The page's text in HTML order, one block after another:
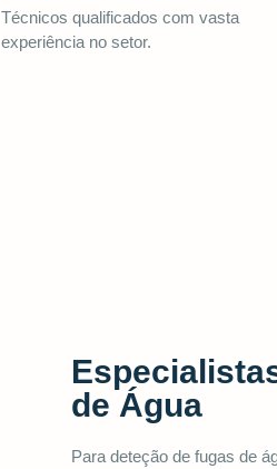
Técnicos qualificados com vasta
experiência no setor.
de Água
Para deteção de fugas de